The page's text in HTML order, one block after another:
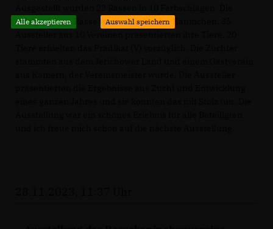
erfolgreichste Rasse waren die Alaska-Kaninchen. 35
Alle akzeptieren Auswahl speichern